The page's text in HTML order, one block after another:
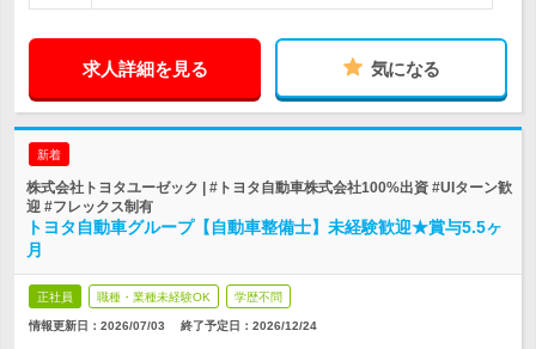
求人詳細を見る 気になる
新着
株式会社トヨタユーゼック | #トヨタ自動車株式会社100%出資 #UIターン歓
迎 #フレックス制有
トヨタ自動車グループ【自動車整備士】未経験歓迎★賞与5.5ヶ
月
正社員 職種・業種未経験OK 学歴不問
情報更新日：2026/07/03 終了予定日： 2026/12/24